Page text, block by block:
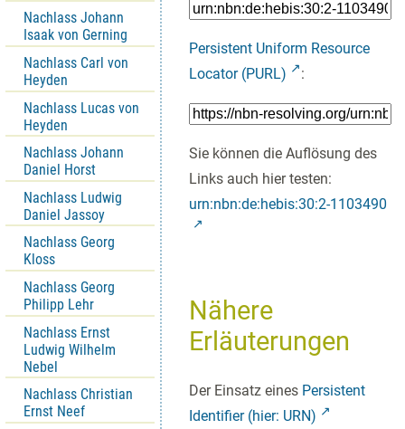
Nachlass Johann
Isaak von Gerning
Nachlass Carl von
Heyden
Nachlass Lucas von
Heyden
Nachlass Johann
Daniel Horst
Nachlass Ludwig
Daniel Jassoy
Nachlass Georg
Kloss
Nachlass Georg
Philipp Lehr
Nachlass Ernst
Ludwig Wilhelm
Nebel
Nachlass Christian
Ernst Neef
Persistent Uniform Resource
Locator (PURL)
:
Sie können die Auflösung des
Links auch hier testen:
urn:nbn:de:hebis:30:2-1103490
Nähere
Erläuterungen
Der Einsatz eines Persistent
Identifier (hier: URN)